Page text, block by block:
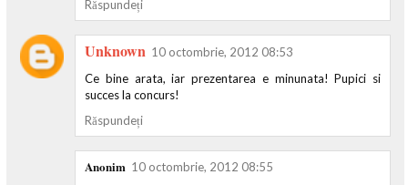
Răspundeți
Unknown 10 octombrie, 2012 08:53
Ce bine arata, iar prezentarea e minunata! Pupici si
succes la concurs!
Răspundeți
Anonim 10 octombrie, 2012 08:55